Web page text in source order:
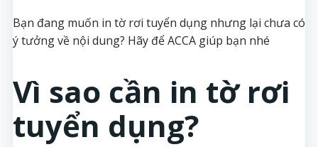
Bạn đang muốn in tờ rơi tuyển dụng nhưng lại chưa có
ý tưởng về nội dung? Hãy để ACCA giúp bạn nhé
Vì sao cần in tờ rơi
tuyển dụng?